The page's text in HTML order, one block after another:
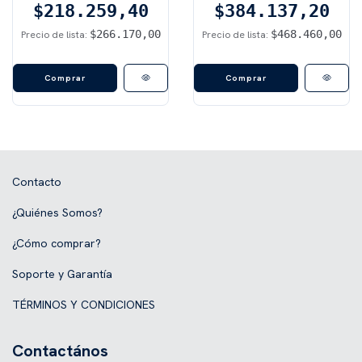
oficinas, Impresión,
Tamaño compacto
$218.259,40
Precio de lista: $266.170,00
AX3000
$384.137,20
Precio de lista: $468.460,00
Contacto
¿Quiénes Somos?
¿Cómo comprar?
Soporte y Garantía
TÉRMINOS Y CONDICIONES
Contactános